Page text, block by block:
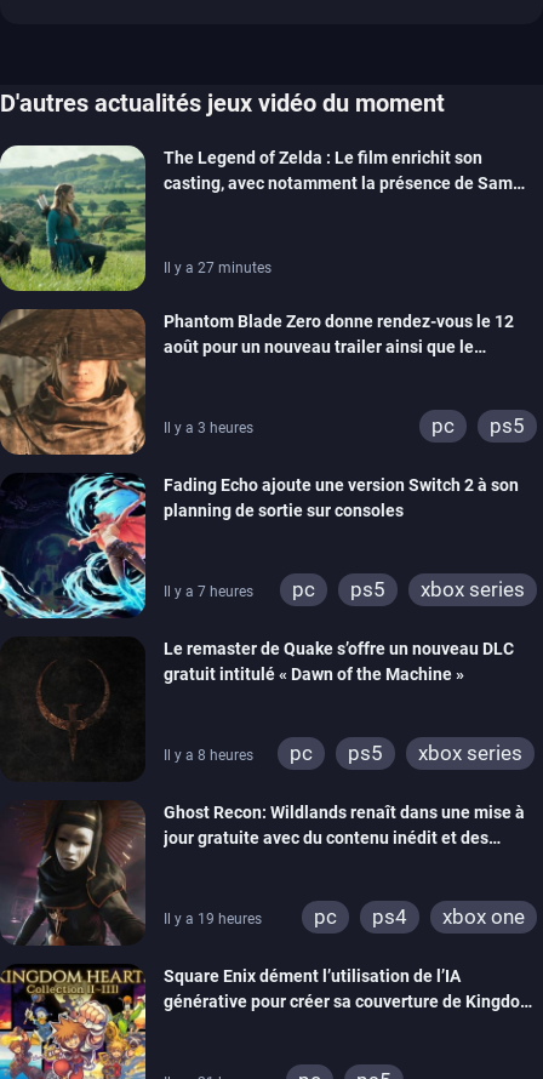
D'autres actualités jeux vidéo du moment
The Legend of Zelda : Le film enrichit son
casting, avec notamment la présence de Sam
Il y a 27 minutes
Phantom Blade Zero donne rendez-vous le 12
août pour un nouveau trailer ainsi que le
Il y a 3 heures pc ps5
Fading Echo ajoute une version Switch 2 à son
planning de sortie sur consoles
Il y a 7 heures pc ps5 xbox series
Le remaster de Quake s’offre un nouveau DLC
gratuit intitulé « Dawn of the Machine »
Il y a 8 heures pc ps5
xbox series
xbox one
nintendo 64
Ghost Recon: Wildlands renaît dans une mise à
jour gratuite avec du contenu inédit et des
Il y a 19 heures pc ps4 xbox one
Square Enix dément l’utilisation de l’IA
générative pour créer sa couverture de Kingdom